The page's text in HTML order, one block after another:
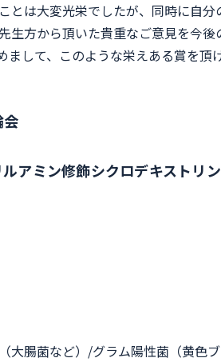
は大変光栄でしたが、同時に自
生方から頂いた貴重なご意見を今
して、このような栄えある賞を頂
会
アミン修飾シクロデキストリ
大腸菌など）/グラム陽性菌（黄色